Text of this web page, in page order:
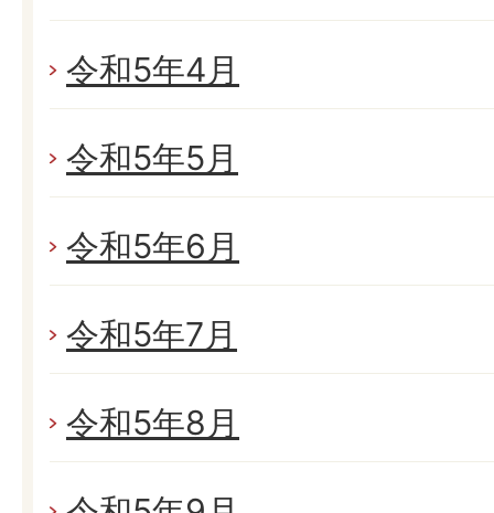
令和5年4月
令和5年5月
令和5年6月
令和5年7月
令和5年8月